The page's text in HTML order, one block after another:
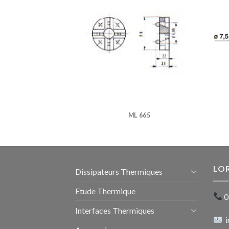
ML 665
Dissipateurs Thermiques
Etude Thermique
Interfaces Thermiques